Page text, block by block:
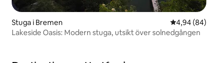
Stuga i Bremen 4,94 av 5 i
4,94 (84)
Lakeside Oasis: Modern stuga, utsikt över solnedgången